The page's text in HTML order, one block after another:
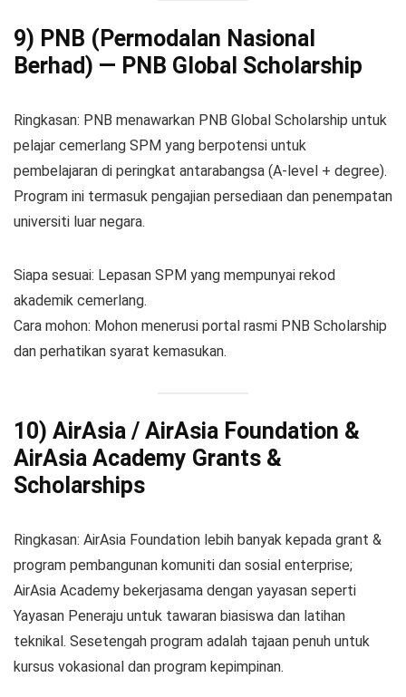
9) PNB (Permodalan Nasional
Berhad) — PNB Global Scholarship
Ringkasan: PNB menawarkan PNB Global Scholarship untuk
pelajar cemerlang SPM yang berpotensi untuk
pembelajaran di peringkat antarabangsa (A-level + degree).
Program ini termasuk pengajian persediaan dan penempatan
universiti luar negara.
Siapa sesuai: Lepasan SPM yang mempunyai rekod
akademik cemerlang.
Cara mohon: Mohon menerusi portal rasmi PNB Scholarship
dan perhatikan syarat kemasukan.
10) AirAsia / AirAsia Foundation &
AirAsia Academy Grants &
Scholarships
Ringkasan: AirAsia Foundation lebih banyak kepada grant &
program pembangunan komuniti dan sosial enterprise;
AirAsia Academy bekerjasama dengan yayasan seperti
Yayasan Peneraju untuk tawaran biasiswa dan latihan
teknikal. Sesetengah program adalah tajaan penuh untuk
kursus vokasional dan program kepimpinan.